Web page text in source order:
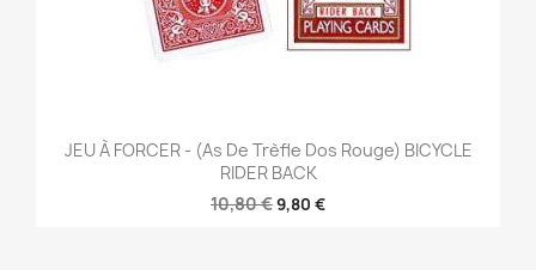
JEU À FORCER - (As De Trèfle Dos Rouge) BICYCLE
RIDER BACK
10,80 €9,80 €